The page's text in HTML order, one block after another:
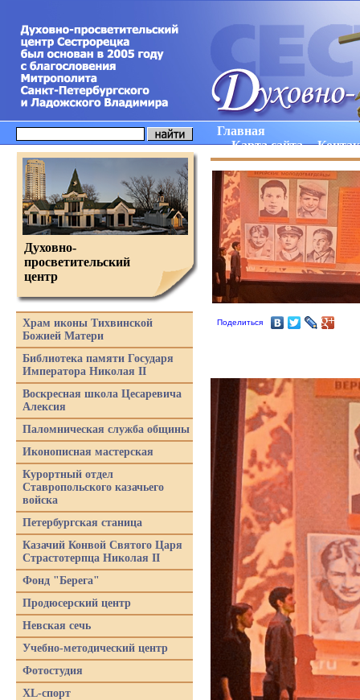
Главная
Карта сайта
Поделиться
Духовно-
просветительский
центр
Храм иконы Тихвинской
Божией Матери
Библиотека памяти Государя
Императора Николая II
Воскресная школа Цесаревича
Алексия
Паломническая служба общины
Иконописная мастерская
Курортный отдел
Ставропольского казачьего
войска
Петербургская станица
Казачий Конвой Святого Царя
Страстотерпца Николая II
Фонд "Берега"
Продюсерский центр
Невская сечь
Учебно-методический центр
Фотостудия
XL-спорт